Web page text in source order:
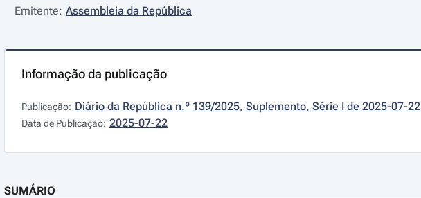
Emitente: Assembleia da República
Informação da publicação
Publicação: Diário da República n.º 139/2025, Suplemento, Série I de 2025-07-22
Data de Publicação: 2025-07-22
SUMÁRIO